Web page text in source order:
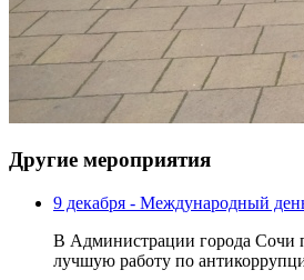
Другие мероприятия
9 декабря - Международный
В Администрации города Сочи
лучшую работу по